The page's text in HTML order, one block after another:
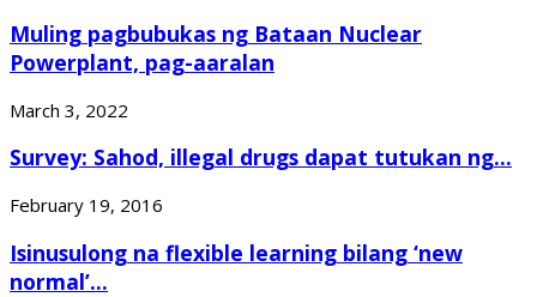
Muling pagbubukas ng Bataan Nuclear
Powerplant, pag-aaralan
March 3, 2022
Survey: Sahod, illegal drugs dapat tutukan ng...
February 19, 2016
Isinusulong na flexible learning bilang ‘new
normal’...